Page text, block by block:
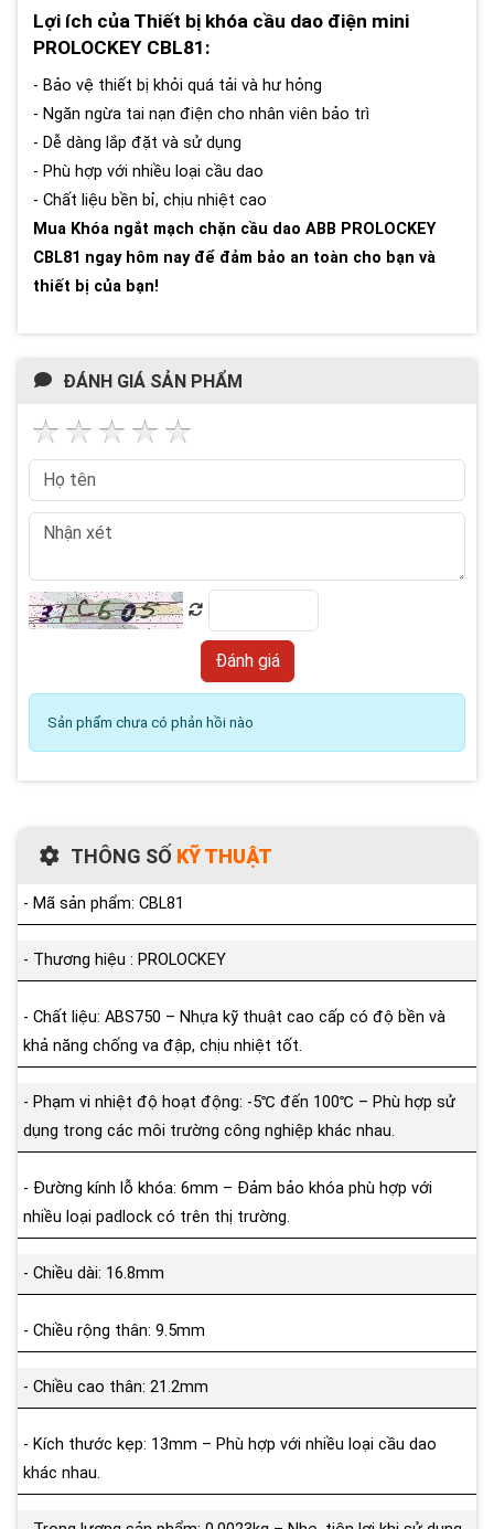
Lợi ích của Thiết bị khóa cầu dao điện mini
PROLOCKEY CBL81:
- Bảo vệ thiết bị khỏi quá tải và hư hỏng
- Ngăn ngừa tai nạn điện cho nhân viên bảo trì
- Dễ dàng lắp đặt và sử dụng
- Phù hợp với nhiều loại cầu dao
- Chất liệu bền bỉ, chịu nhiệt cao
Mua Khóa ngắt mạch chặn cầu dao ABB PROLOCKEY
CBL81 ngay hôm nay để đảm bảo an toàn cho bạn và
thiết bị của bạn!
ĐÁNH GIÁ SẢN PHẨM
Sản phẩm chưa có phản hồi nào
THÔNG SỐ KỸ THUẬT
- Mã sản phẩm: CBL81
- Thương hiệu : PROLOCKEY
- Chất liệu: ABS750 – Nhựa kỹ thuật cao cấp có độ bền và
khả năng chống va đập, chịu nhiệt tốt.
- Phạm vi nhiệt độ hoạt động: -5℃ đến 100℃ – Phù hợp sử
dụng trong các môi trường công nghiệp khác nhau.
- Đường kính lỗ khóa: 6mm – Đảm bảo khóa phù hợp với
nhiều loại padlock có trên thị trường.
- Chiều dài: 16.8mm
- Chiều rộng thân: 9.5mm
- Chiều cao thân: 21.2mm
- Kích thước kẹp: 13mm – Phù hợp với nhiều loại cầu dao
khác nhau.